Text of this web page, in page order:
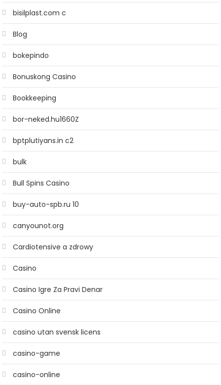
bisilplast.com c
Blog
bokepindo
Bonuskong Casino
Bookkeeping
bor-neked.hu1660Z
bptplutiyans.in c2
bulk
Bull Spins Casino
buy-auto-spb.ru 10
canyounot.org
Cardiotensive a zdrowy
Casino
Casino Igre Za Pravi Denar
Casino Online
casino utan svensk licens
casino-game
casino-online